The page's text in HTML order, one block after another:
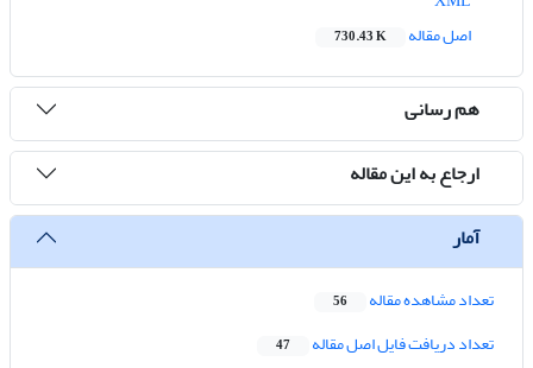
اصل مقاله
730.43 K
هم رسانی
ارجاع به این مقاله
آمار
تعداد مشاهده مقاله 56
تعداد دریافت فایل اصل مقاله 47